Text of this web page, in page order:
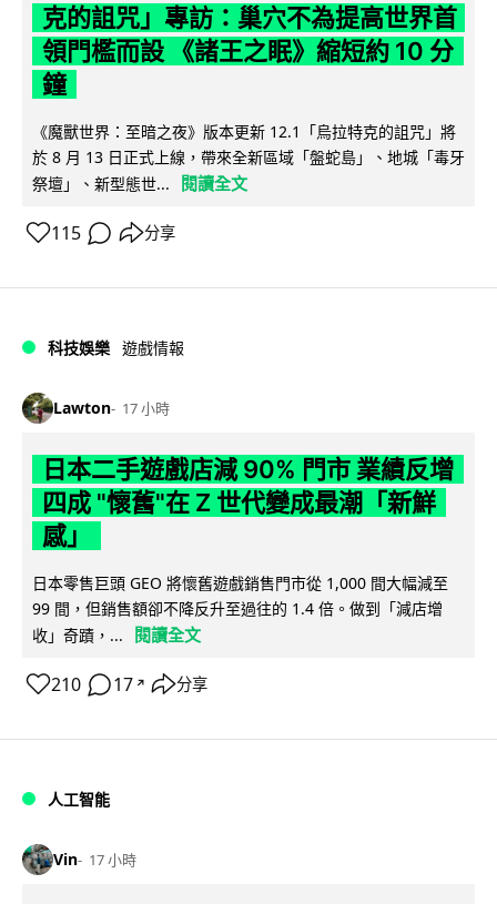
克的詛咒」專訪：巢穴不為提高世界首
領門檻而設 《諸王之眠》縮短約 10 分
鐘
《魔獸世界：至暗之夜》版本更新 12.1「烏拉特克的詛咒」將
於 8 月 13 日正式上線，帶來全新區域「盤蛇島」、地城「毒牙
祭壇」、新型態世...
閱讀全文
115 分享
科技娛樂 遊戲情報
Lawton 17 小時
日本二手遊戲店減 90% 門市 業績反增
四成 "懷舊"在 Z 世代變成最潮「新鮮
感」
日本零售巨頭 GEO 將懷舊遊戲銷售門市從 1,000 間大幅減至
99 間，但銷售額卻不降反升至過往的 1.4 倍。做到「減店增
收」奇蹟，...
閱讀全文
210 17 ↗ 分享
人工智能
Vin 17 小時